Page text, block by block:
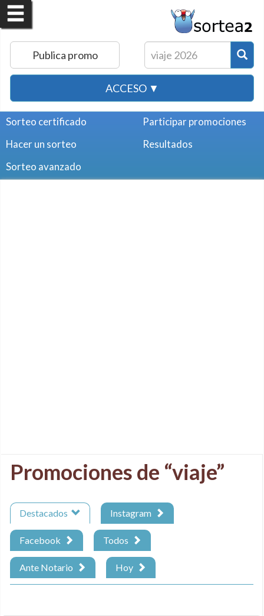
Publica promo
ACCESO ▼
Sorteo certificado
Hacer un sorteo
Sorteo avanzado
Participar promociones
Resultados
Promociones de “viaje”
Destacados Instagram
Facebook Todos
Ante Notario Hoy